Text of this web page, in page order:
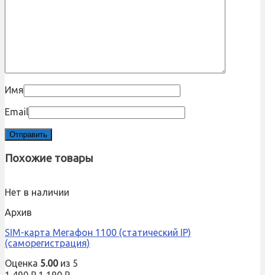
Имя
Email
Похожие товары
Нет в наличии
Архив
SIM-карта Мегафон 1100 (статический IP)
(саморегистрация)
Оценка 5.00из 5